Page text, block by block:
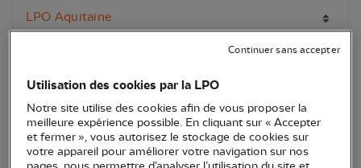
Utilisation des cookies par la LPO
Notre site utilise des cookies afin de vous proposer la
meilleure expérience possible. En cliquant sur « Accepter
et fermer », vous autorisez le stockage de cookies sur
votre appareil pour améliorer votre navigation sur nos
Continuer sans accepter